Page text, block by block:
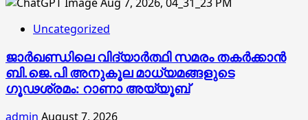
Uncategorized
ജാര്‍ഖണ്ഡിലെ വിദ്യാര്‍ത്ഥി സമരം തകര്‍ക്കാന്‍
ബി.ജെ.പി അനുകൂല മാധ്യമങ്ങളുടെ
ഗൂഢശ്രമം: റാണാ അയ്യൂബ്
admin August 7, 2026